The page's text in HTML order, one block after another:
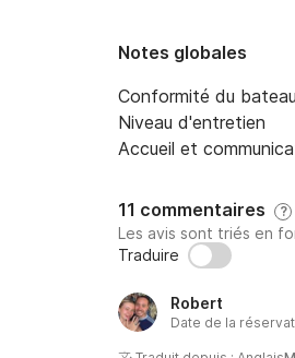
Notes globales
Conformité du bateau
Niveau d'entretien
Accueil et
11 commentaires ?
Les avis sont triés en
Traduire
Robert
Date de la